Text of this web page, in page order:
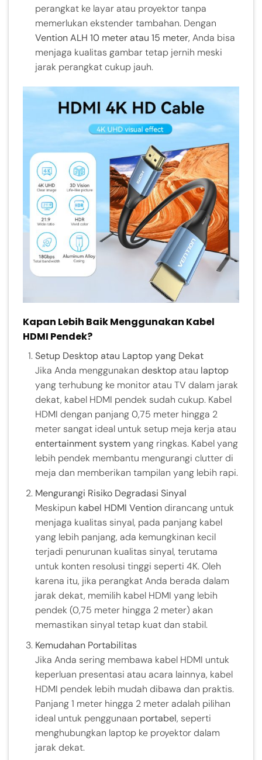
perangkat ke layar atau proyektor tanpa
memerlukan ekstender tambahan. Dengan
Vention ALH 10 meter atau 15 meter, Anda bisa
menjaga kualitas gambar tetap jernih meski
jarak perangkat cukup jauh.
Kapan Lebih Baik Menggunakan Kabel
HDMI Pendek?
Setup Desktop atau Laptop yang Dekat
Jika Anda menggunakan desktopatau laptop
yang terhubung ke monitor atau TV dalam jarak
dekat, kabel HDMI pendek sudah cukup. Kabel
HDMI dengan panjang 0,75 meter hingga 2
meter sangat ideal untuk setup meja kerja atau
entertainment systemyang ringkas. Kabel yang
lebih pendek membantu mengurangi clutter di
meja dan memberikan tampilan yang lebih rapi.
Mengurangi Risiko Degradasi Sinyal
Meskipun kabel HDMI Ventiondirancang untuk
menjaga kualitas sinyal, pada panjang kabel
yang lebih panjang, ada kemungkinan kecil
terjadi penurunan kualitas sinyal, terutama
untuk konten resolusi tinggi seperti 4K. Oleh
karena itu, jika perangkat Anda berada dalam
jarak dekat, memilih kabel HDMI yang lebih
pendek (0,75 meter hingga 2 meter) akan
memastikan sinyal tetap kuat dan stabil.
Kemudahan Portabilitas
Jika Anda sering membawa kabel HDMI untuk
keperluan presentasi atau acara lainnya, kabel
HDMI pendek lebih mudah dibawa dan praktis.
Panjang 1 meter hingga 2 meter adalah pilihan
ideal untuk penggunaan portabel, seperti
menghubungkan laptop ke proyektor dalam
jarak dekat.